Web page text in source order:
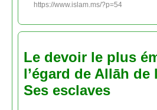
https://www.islam.ms/?p=54
Le devoir le plus
l’égard de Allāh de
Ses esclaves